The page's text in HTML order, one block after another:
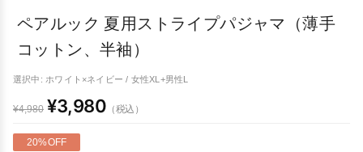
ペアルック 夏用ストライプパジャマ（薄手
コットン、半袖）
選択中: ホワイト×ネイビー / 女性XL+男性L
¥4,980 ¥3,980 （税込）
20%OFF